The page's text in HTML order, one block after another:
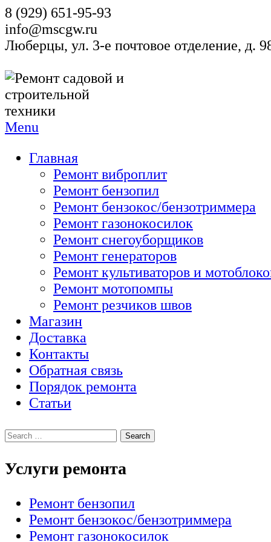
8 (929) 651-95-93
info@mscgw.ru
Люберцы, ул. 3-е почтовое отделение, д.
Menu
Главная
Ремонт виброплит
Ремонт бензопил
Ремонт бензокос/бензотриммера
Ремонт газонокосилок
Ремонт снегоуборщиков
Ремонт генераторов
Ремонт культиваторов и
Ремонт мотопомпы
Ремонт резчиков швов
Магазин
Доставка
Контакты
Обратная связь
Порядок ремонта
Статьи
Услуги ремонта
Ремонт бензопил
Ремонт бензокос/бензотриммера
Ремонт газонокосилок